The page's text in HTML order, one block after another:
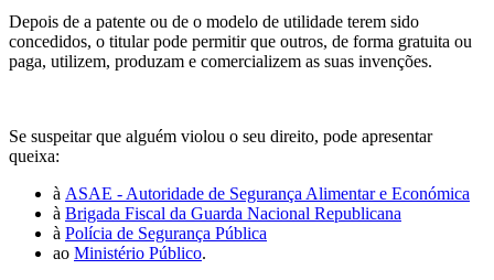
Depois de a patente ou de o modelo de utilidade terem sido
concedidos, o titular pode permitir que outros, de forma gratuita ou
paga, utilizem, produzam e comercializem as suas invenções.
Se suspeitar que alguém violou o seu direito, pode apresentar
queixa:
à ASAE - Autoridade de Segurança Alimentar e Económica
à Brigada Fiscal da Guarda Nacional Republicana
à Polícia de Segurança Pública
ao Ministério Público.